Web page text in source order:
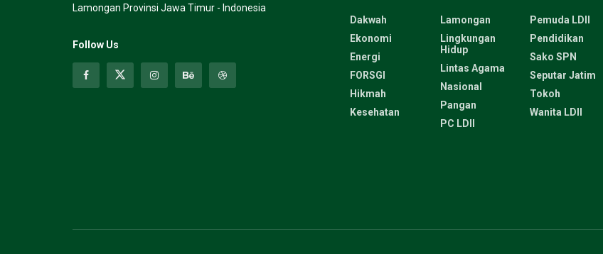
Lamongan Provinsi Jawa Timur - Indonesia
Follow Us
Dakwah
Ekonomi
Energi
FORSGI
Hikmah
Kesehatan
Lamongan
Lingkungan
Hidup
Lintas Agama
Nasional
Pangan
PC LDII
Pemuda LDII
Pendidikan
Sako SPN
Seputar Jatim
Tokoh
Wanita LDII